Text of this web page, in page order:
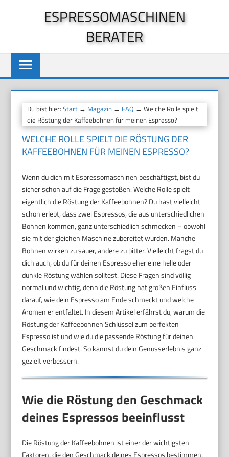
ESPRESSOMASCHINEN
BERATER
Du bist hier:Start → Magazin → FAQ → Welche Rolle spielt
die Röstung der Kaffeebohnen für meinen Espresso?
WELCHE ROLLE SPIELT DIE RÖSTUNG DER
KAFFEEBOHNEN FÜR MEINEN ESPRESSO?
Wenn du dich mit Espressomaschinen beschäftigst, bist du
sicher schon auf die Frage gestoßen: Welche Rolle spielt
eigentlich die Röstung der Kaffeebohnen? Du hast vielleicht
schon erlebt, dass zwei Espressos, die aus unterschiedlichen
Bohnen kommen, ganz unterschiedlich schmecken – obwohl
sie mit der gleichen Maschine zubereitet wurden. Manche
Bohnen wirken zu sauer, andere zu bitter. Vielleicht fragst du
dich auch, ob du für deinen Espresso eher eine helle oder
dunkle Röstung wählen solltest. Diese Fragen sind völlig
normal und wichtig, denn die Röstung hat großen Einfluss
darauf, wie dein Espresso am Ende schmeckt und welche
Aromen er entfaltet. In diesem Artikel erfährst du, warum die
Röstung der Kaffeebohnen Schlüssel zum perfekten
Espresso ist und wie du die passende Röstung für deinen
Geschmack findest. So kannst du dein Genusserlebnis ganz
gezielt verbessern.
Wie die Röstung den Geschmack
deines Espressos beeinflusst
Die Röstung der Kaffeebohnen ist einer der wichtigsten
Faktoren, die den Geschmack deines Espressos bestimmen.